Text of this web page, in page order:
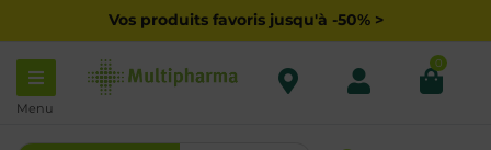
Vos produits favoris jusqu'à -50% >
Menu
0